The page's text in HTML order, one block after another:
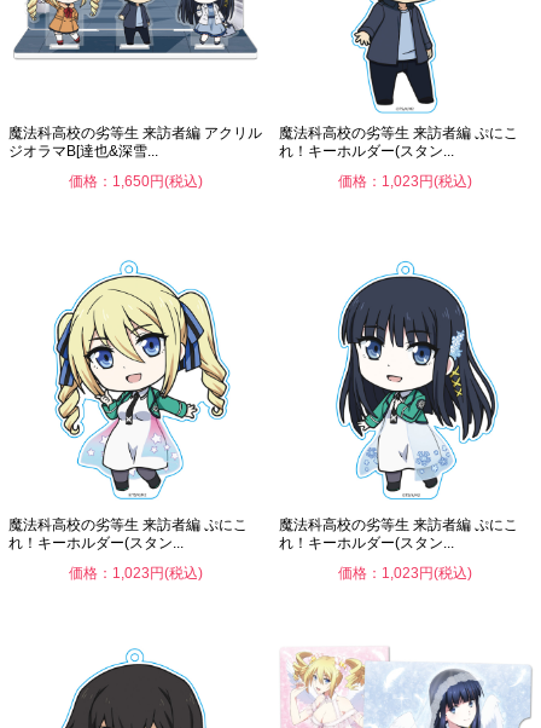
魔法科高校の劣等生 来訪者編 アクリル
ジオラマB[達也&深雪...
価格：1,650円(税込)
魔法科高校の劣等生 来訪者編 ぷにこ
れ！キーホルダー(スタン...
価格：1,023円(税込)
魔法科高校の劣等生 来訪者編 ぷにこ
れ！キーホルダー(スタン...
価格：1,023円(税込)
魔法科高校の劣等生 来訪者編 ぷにこ
れ！キーホルダー(スタン...
価格：1,023円(税込)